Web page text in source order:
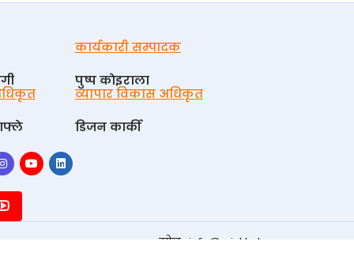
कार्यकारी सम्पादक
पुष्प काेइराला
व्यापार विकास अधिकृत
डिजन कार्की
इमेल : info@urjakhabar.com